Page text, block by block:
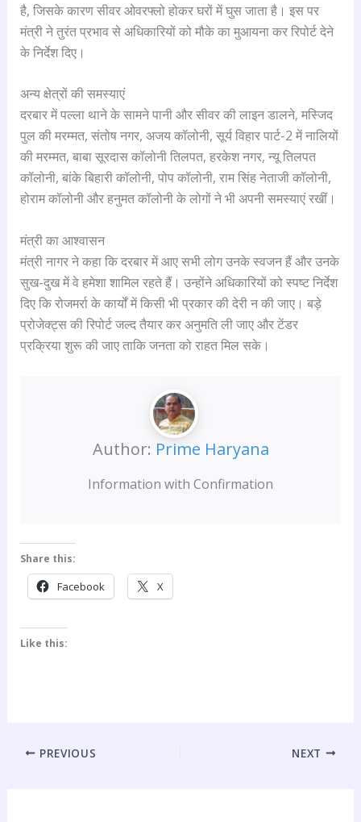
है, जिसके कारण सीवर ओवरफ्लो होकर घरों में घुस जाता है। इस पर
मंत्री ने तुरंत प्रभाव से अधिकारियों को मौके का मुआयना कर रिपोर्ट देने
के निर्देश दिए।
अन्य क्षेत्रों की समस्याएं
दरबार में पल्ला थाने के सामने पानी और सीवर की लाइन डालने, मस्जिद
पुल की मरम्मत, संतोष नगर, अजय कॉलोनी, सूर्य विहार पार्ट-2 में नालियों
की मरम्मत, बाबा सूरदास कॉलोनी तिलपत, हरकेश नगर, न्यू तिलपत
कॉलोनी, बांके बिहारी कॉलोनी, पोप कॉलोनी, राम सिंह नेताजी कॉलोनी,
होराम कॉलोनी और हनुमत कॉलोनी के लोगों ने भी अपनी समस्याएं रखीं।
मंत्री का आश्वासन
मंत्री नागर ने कहा कि दरबार में आए सभी लोग उनके स्वजन हैं और उनके
सुख-दुख में वे हमेशा शामिल रहते हैं। उन्होंने अधिकारियों को स्पष्ट निर्देश
दिए कि रोजमर्रा के कार्यों में किसी भी प्रकार की देरी न की जाए। बड़े
प्रोजेक्ट्स की रिपोर्ट जल्द तैयार कर अनुमति ली जाए और टेंडर
प्रक्रिया शुरू की जाए ताकि जनता को राहत मिल सके।
Author: Prime Haryana
Information with Confirmation
Share this:
Facebook X
Like this:
PREVIOUS NEXT